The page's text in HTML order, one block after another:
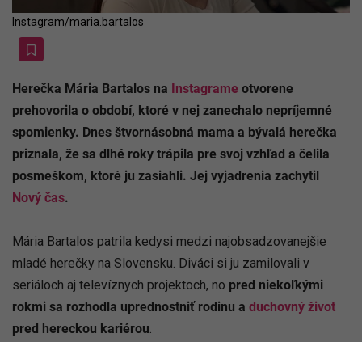
Instagram/maria.bartalos
Herečka Mária Bartalos na Instagrame otvorene
prehovorila o období, ktoré v nej zanechalo nepríjemné
spomienky. Dnes štvornásobná mama a bývalá herečka
priznala, že sa dlhé roky trápila pre svoj vzhľad a čelila
posmeškom, ktoré ju zasiahli. Jej vyjadrenia zachytil
Nový čas.
Mária Bartalos patrila kedysi medzi najobsadzovanejšie
mladé herečky na Slovensku. Diváci si ju zamilovali v
seriáloch aj televíznych projektoch, no pred niekoľkými
rokmi sa rozhodla uprednostniť rodinu a duchovný život
pred hereckou kariérou.